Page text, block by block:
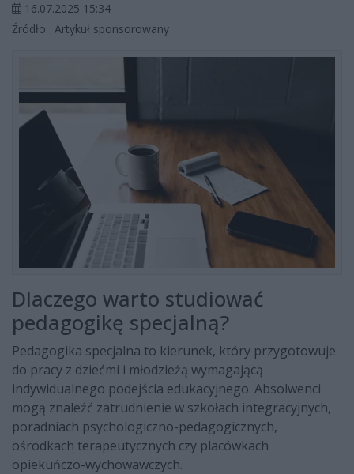
16.07.2025 15:34
Źródło: Artykuł sponsorowany
Dlaczego warto studiować
pedagogikę specjalną?
Pedagogika specjalna to kierunek, który przygotowuje
do pracy z dziećmi i młodzieżą wymagającą
indywidualnego podejścia edukacyjnego. Absolwenci
mogą znaleźć zatrudnienie w szkołach integracyjnych,
poradniach psychologiczno-pedagogicznych,
ośrodkach terapeutycznych czy placówkach
opiekuńczo-wychowawczych.